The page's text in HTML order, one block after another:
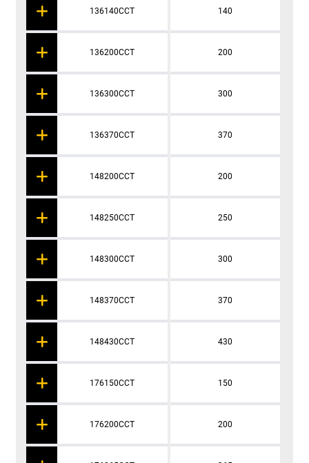
136140CCT
136200CCT
136300CCT
136370CCT
148200CCT
148250CCT
148300CCT
148370CCT
148430CCT
176150CCT
176200CCT
140
200
300
370
200
250
300
370
430
150
200